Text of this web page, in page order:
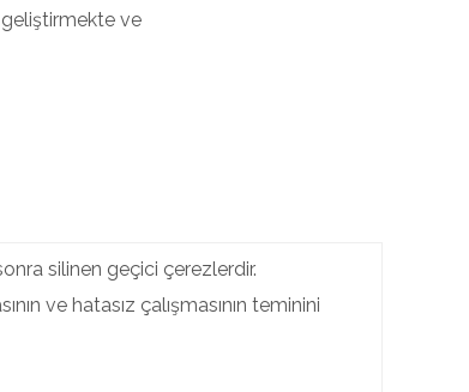
ve
silinen geçici çerezlerdir.
ve hatasız çalışmasının teminini